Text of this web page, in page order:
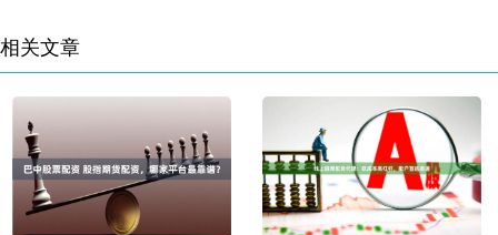
相关文章